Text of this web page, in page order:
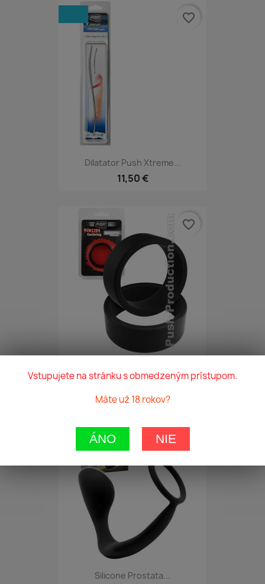
Dilatator Push Xtreme...
11,50 €
favorite_border
Monster Cockring Push...
favorite_border
Silicone Prostata...
favorite_border
Vstupujete na stránku s obmedzeným prístupom.
Máte už 18 rokov?
ÁNO NIE